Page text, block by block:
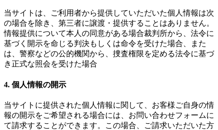
当サイトは、ご利用者から提供していただいた個人情報は次
の場合を除き、第三者に譲渡・提供することはありません。
情報提供について本人の同意がある場合裁判所から、法令に
基づく開示を命じる判決もしくは命令を受けた場合、また
は、警察などの公的機関から、捜査権限を定める法令に基づ
き正式な照会を受けた場合
4. 個人情報の開示
当サイトに提供された個人情報に関して、お客様ご自身の情
報の開示をご希望される場合には、お問い合わせフォームに
て請求することができます。この場合、ご請求いただいた方